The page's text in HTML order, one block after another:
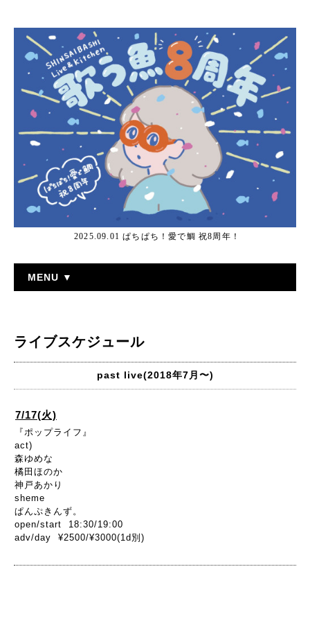
2025.09.01 ぱちぱち！愛で鯛 祝8周年！
MENU ▼
ライブスケジュール
past live(2018年7月〜)
7/17(火)
『ポップライフ』
act)
森ゆめな
橘田ほのか
神戸あかり
sheme
ぱんぷきんず。
open/start 18:30/19:00
adv/day ¥2500/¥3000(1d別)